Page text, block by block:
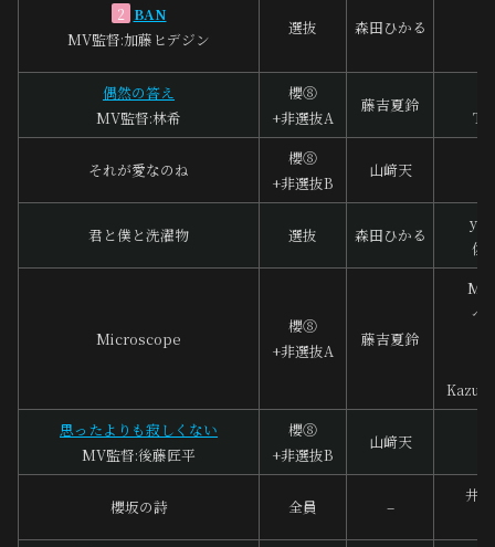
2 BAN
MV監督:加藤ヒデジン
選抜 森田ひかる
偶然の答え
MV監督:林希
櫻⑧
+非選抜A
藤吉夏鈴
それが愛なのね
櫻⑧
+非選抜B
山﨑天
君と僕と洗濯物 選抜 森田ひかる
佐
Microscope
櫻⑧
+非選抜A
藤吉夏鈴
ペ
思ったよりも寂しくない
MV監督:後藤匠平
櫻⑧
+非選抜B
山﨑天
櫻坂の詩 全員 –
井